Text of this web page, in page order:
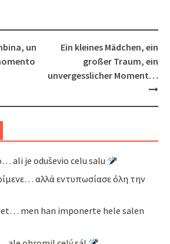
un
Ein kleines Mädchen, ein
großer Traum, ein
unvergesslicher Moment…
ali je oduševio celu salu
αλλά εντυπωσίασε όλη την
men han imponerte hele salen